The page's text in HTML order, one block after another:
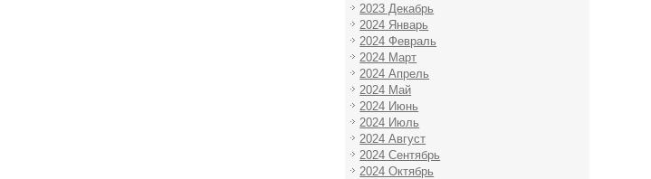
2023 Декабрь
2024 Январь
2024 Февраль
2024 Март
2024 Апрель
2024 Май
2024 Июнь
2024 Июль
2024 Август
2024 Сентябрь
2024 Октябрь